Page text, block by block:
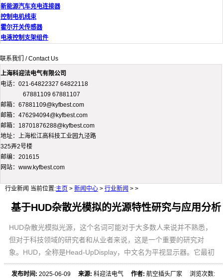
新能源汽车充电连接器
控制电机线束
霍尔开关传感器
电液控制支架组件
联系我们 / Contact Us
上海科迎法电气有限公司
电话：021-64822327 64822118
67881109 67881107
邮箱：67881109@kyfbest.com
邮箱：476294094@kyfbest.com
邮箱：18701876288@kyfbest.com
地址：上海松江高科技工业园九泾路
325弄2号楼
邮编：201615
网站：www.kyfbest.com
行业新闻 当前位置:主页 > 新闻中心 > 行业新闻 > >
基于HUD杂散光模拟的光源特性研究与应用分析
HUD杂散光模拟光源，这个名词可能对于大多数人来说并不熟悉，
但对于科技领域的研究者和从业者来说，这是一个重要的研究对
象。HUD，全称是Head-UpDisplay，中文名为平视显示器。它最初
发布时间: 2025-06-09来源: 科迎法电气作者: 航空插头厂家 浏览次数: